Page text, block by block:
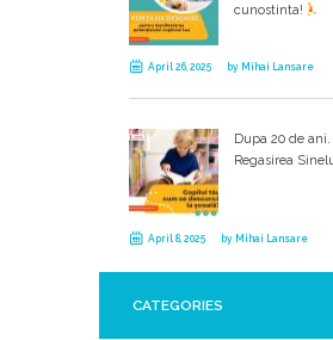
cunostinta!
April 26, 2025 by Mihai Lansare
Dupa 20 de
Regasirea
April 8, 2025 by Mihai Lansare
CATEGORIES